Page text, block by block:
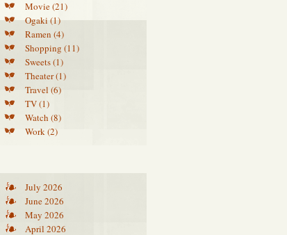
Movie (21)
Ogaki (1)
Ramen (4)
Shopping (11)
Sweets (1)
Theater (1)
Travel (6)
TV (1)
Watch (8)
Work (2)
July 2026
June 2026
May 2026
April 2026